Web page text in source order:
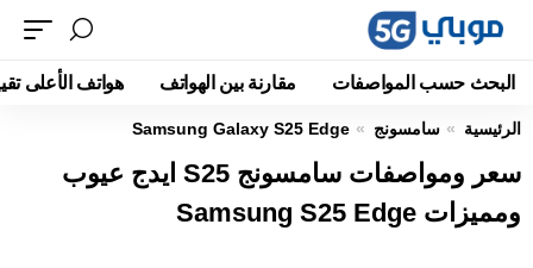
البحث حسب المواصفات مقارنة بين الهواتف هواتف الأعلى
الرئيسية سامسونج Samsung Galaxy S25 Edge
سعر ومواصفات سامسونج S25 ايدج عيوب
ومميزات Samsung S25 Edge